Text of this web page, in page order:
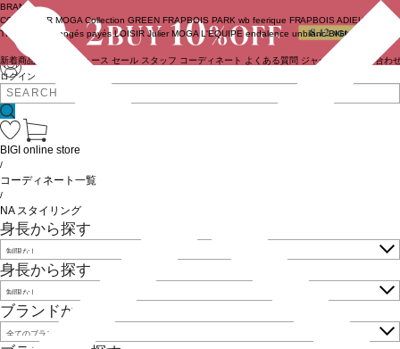
ログイン
BRAND
COUTURIER MOGA Collection GREEN FRAPBOIS PARK wb feerique FRAPBOIS ADIEU
TRISTESSE
congés payés LOISIR Julier MOGA L'EQUIPE endalence unbilanc BIGI online store
新着商品 ニュース セール スタッフ コーディネート よくある質問 ジャーナル お問い合わ
BIGI online store
/
コーディネート一覧
/
NA スタイリング
身長から探す
身長から探す
ブランドから探す